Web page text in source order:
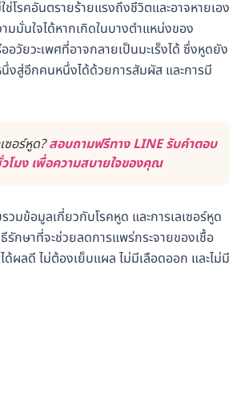
ช่โรคอันตรายร้ายแรงถึงชีวิตและอาจหายเอง
มมั่นใจได้หากเกิดในบางตำแหน่งของ
อวัยวะเพศที่อาจกลายเป็นมะเร็งได้ ซึ่งหูดยัง
งสู่อีกคนหนึ่งได้ด้วยการสัมผัส และการมี
ซอร์หูด?สอบถามฟรีทาง LINE รับคำตอบ
โมง เพื่อความสบายใจของคุณ
มข้อมูลเกี่ยวกับโรคหูด และการเลเซอร์หูด
รักษาที่จะช่วยลดการแพร่กระจายของเชื้อ
ด้ผลดี ไม่ต้องเย็บแผล ไม่มีเลือดออก และไม่มี